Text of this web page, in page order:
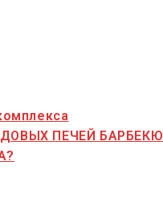
ПЕЧЕЙ БАРБЕКЮ